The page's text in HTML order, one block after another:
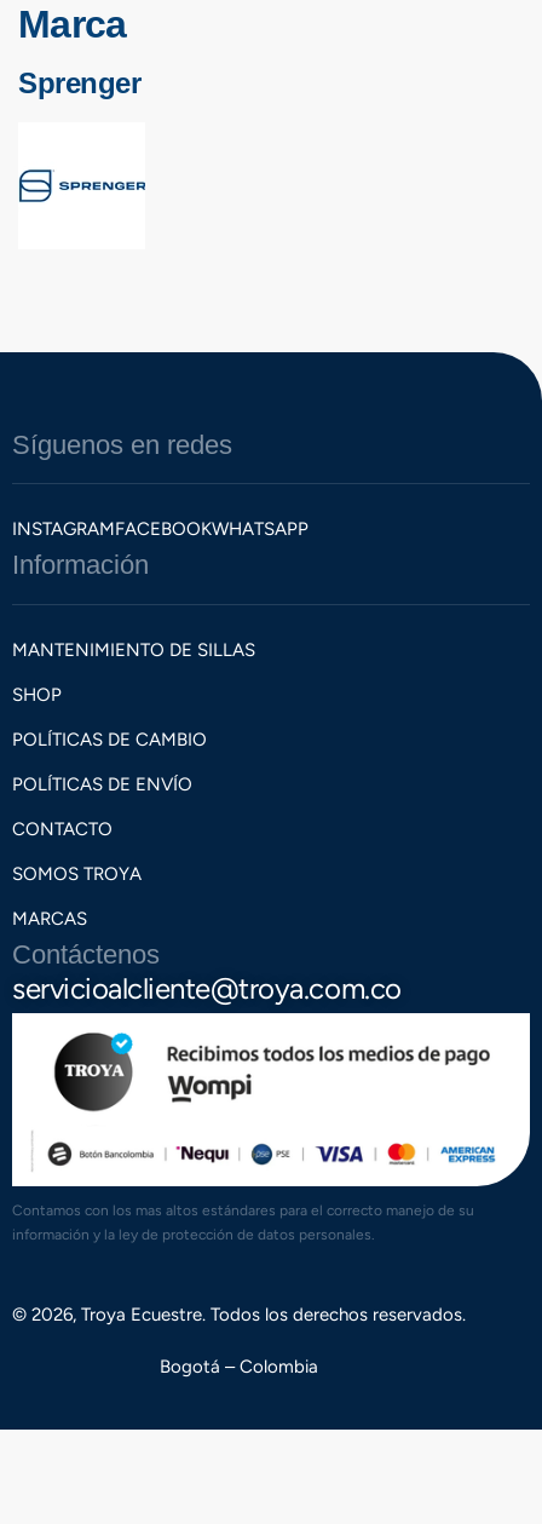
Marca
Sprenger
Síguenos en redes
INSTAGRAMFACEBOOKWHATSAPP
Información
MANTENIMIENTO DE SILLAS
SHOP
POLÍTICAS DE CAMBIO
POLÍTICAS DE ENVÍO
CONTACTO
SOMOS TROYA
MARCAS
Contáctenos
servicioalcliente@troya.com.co
Contamos con los mas altos estándares para el correcto manejo de su
información y la ley de protección de datos personales.
© 2026, Troya Ecuestre. Todos los derechos reservados.
Bogotá – Colombia